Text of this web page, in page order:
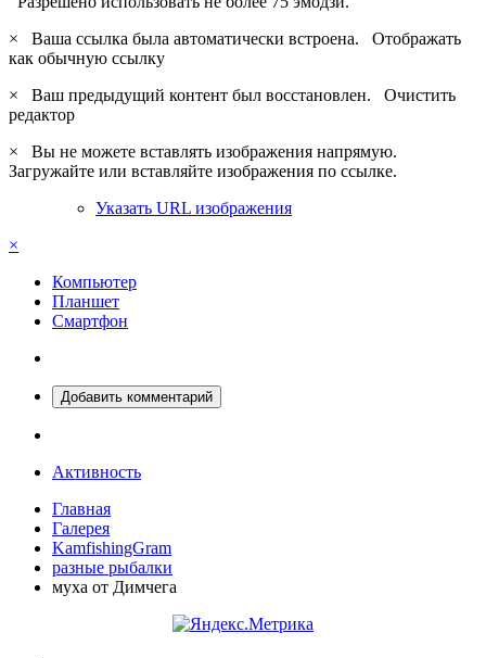
×
Ваша ссылка была автоматически встроена. Отображать
как обычную ссылку
×
Ваш предыдущий контент был восстановлен. Очистить
редактор
×
Вы не можете вставлять изображения напрямую.
Загружайте или вставляйте изображения по ссылке.
Указать URL изображения
×
Компьютер
Планшет
Смартфон
Добавить комментарий
Активность
Главная
Галерея
KamfishingGram
разные рыбалки
муха от Димчега